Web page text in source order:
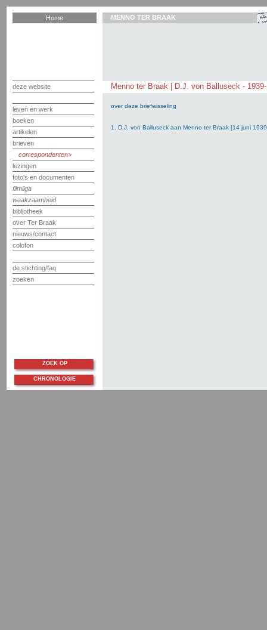
Home
deze website
leven en werk
boeken
artikelen
brieven
correspondenten
lezingen
foto's en documenten
filmliga
waakzaamheid
bibliotheek
over Ter Braak
nieuws/contact
colofon
de stichting/faq
zoeken
MENNO TER BRAAK
Menno ter Braak | D.J. von Balluseck -
over deze briefwisseling
1. D.J. von Balluseck aan Menno ter Braak [14 juni
ZOEK OP
CHRONOLOGIE